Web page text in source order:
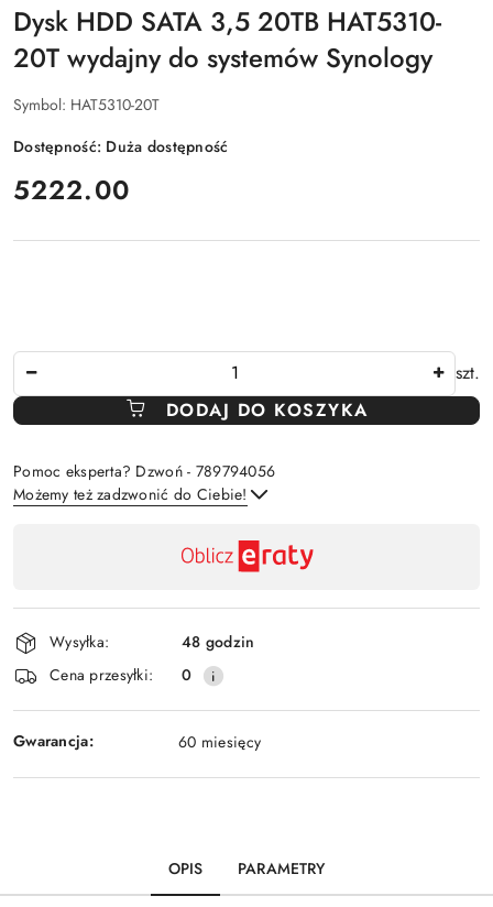
Dysk HDD SATA 3,5 20TB HAT5310-
20T wydajny do systemów Synology
Symbol: HAT5310-20T
Dostępność: Duża dostępność
cena:
5222.00
szt.
DODAJ DO KOSZYKA
Pomoc eksperta? Dzwoń - 789794056
Możemy też zadzwonić do Ciebie!
płatność
i
dostawa
Wysyłka:
48 godzin
Cena przesyłki:
0
Gwarancja: 60 miesięcy
OPIS PARAMETRY